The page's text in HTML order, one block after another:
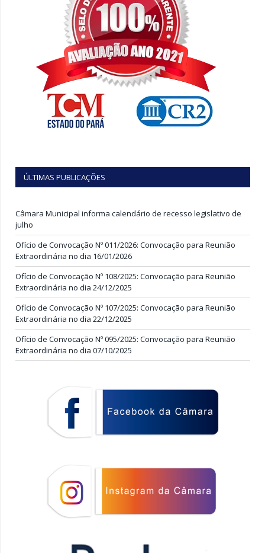
ÚLTIMAS PUBLICAÇÕES
Câmara Municipal informa calendário de recesso legislativo de
julho
Ofício de Convocação Nº 011/2026: Convocação para Reunião
Extraordinária no dia 16/01/2026
Ofício de Convocação Nº 108/2025: Convocação para Reunião
Extraordinária no dia 24/12/2025
Ofício de Convocação Nº 107/2025: Convocação para Reunião
Extraordinária no dia 22/12/2025
Ofício de Convocação Nº 095/2025: Convocação para Reunião
Extraordinária no dia 07/10/2025